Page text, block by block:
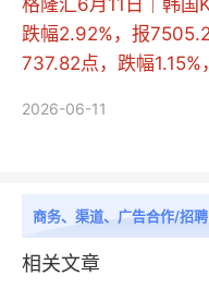
格隆汇6月11日｜韩国
跌幅2.92%，报
737.82点，跌幅1.15%
2026-06-11
商务、渠道、广告合作/招聘
相关文章